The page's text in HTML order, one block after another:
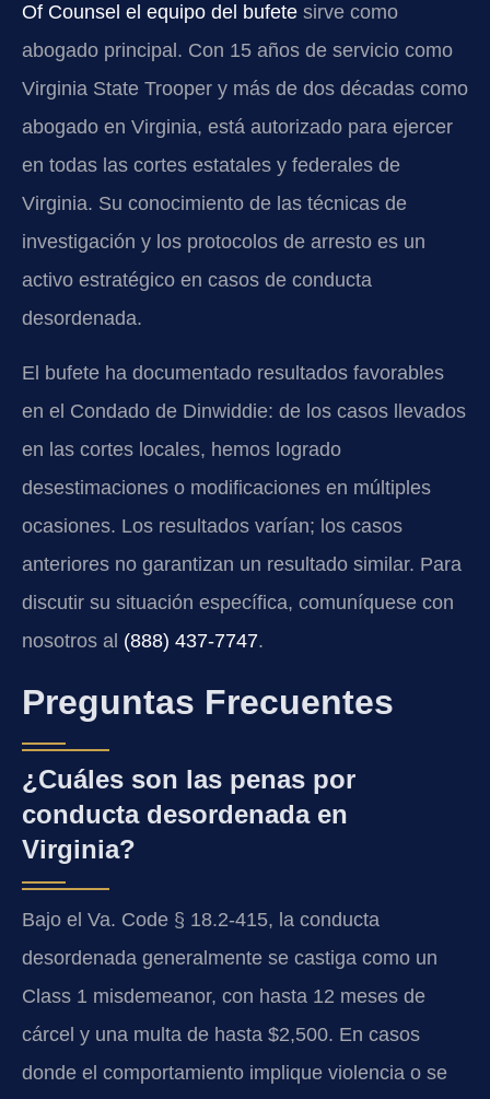
Of Counsel el equipo del bufete sirve como
abogado principal. Con 15 años de servicio como
Virginia State Trooper y más de dos décadas como
abogado en Virginia, está autorizado para ejercer
en todas las cortes estatales y federales de
Virginia. Su conocimiento de las técnicas de
investigación y los protocolos de arresto es un
activo estratégico en casos de conducta
desordenada.
El bufete ha documentado resultados favorables
en el Condado de Dinwiddie: de los casos llevados
en las cortes locales, hemos logrado
desestimaciones o modificaciones en múltiples
ocasiones. Los resultados varían; los casos
anteriores no garantizan un resultado similar. Para
discutir su situación específica, comuníquese con
nosotros al (888) 437-7747.
Preguntas Frecuentes
¿Cuáles son las penas por
conducta desordenada en
Virginia?
Bajo el Va. Code § 18.2-415, la conducta
desordenada generalmente se castiga como un
Class 1 misdemeanor, con hasta 12 meses de
cárcel y una multa de hasta $2,500. En casos
donde el comportamiento implique violencia o se